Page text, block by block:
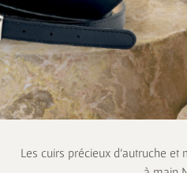
Les cuirs précieux d’autruche